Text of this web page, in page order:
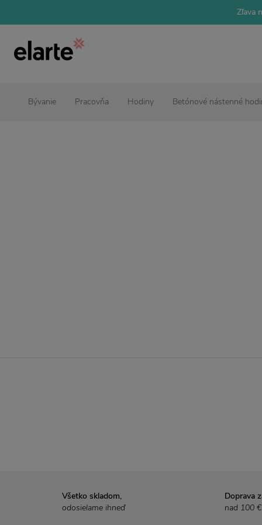
Zľava
Bývanie Pracovňa Hodiny Betónové nástenné
Všetko skladom,
odosielame ihneď
Doprava
nad 100 €